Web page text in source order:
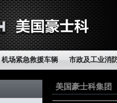
机场紧急救援车辆 市政及工业消
美国豪士科集团